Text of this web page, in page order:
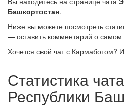
Башкортостан.
Ниже вы можете посмотреть
— оставить комментарий о самом
Хочется свой чат с Кармаботом?
Статистика
Республики